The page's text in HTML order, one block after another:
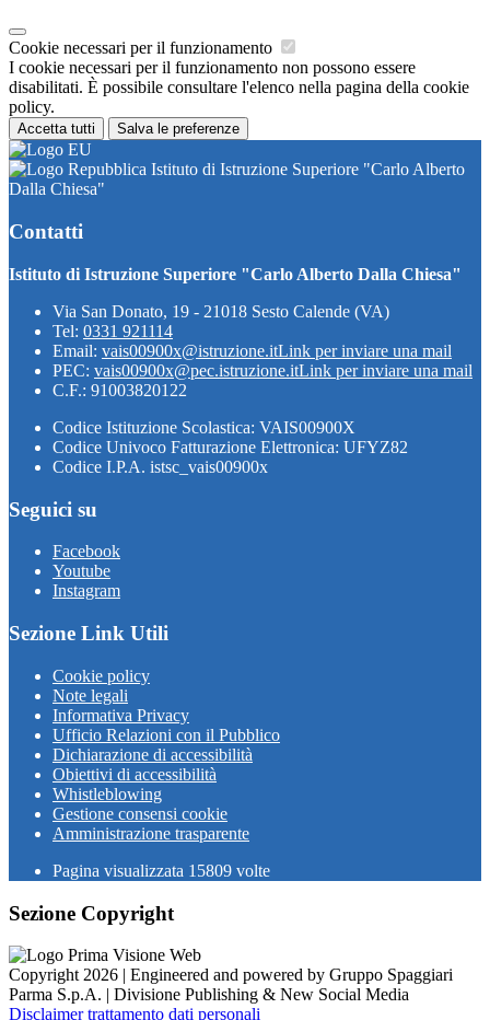
Cookie necessari per il funzionamento
I cookie necessari per il funzionamento non possono essere
disabilitati. È possibile consultare l'elenco nella pagina della cookie
policy.
Accetta tutti Salva le preferenze
Istituto di Istruzione Superiore "Carlo Alberto
Dalla Chiesa"
Contatti
Istituto di Istruzione Superiore "Carlo Alberto Dalla Chiesa"
Via San Donato, 19 - 21018 Sesto Calende (VA)
Tel: 0331 921114
Email: vais00900x@istruzione.itLink per inviare una mail
PEC: vais00900x@pec.istruzione.itLink per inviare una mail
C.F.: 91003820122
Codice Istituzione Scolastica: VAIS00900X
Codice Univoco Fatturazione Elettronica: UFYZ82
Codice I.P.A. istsc_vais00900x
Seguici su
Facebook
Youtube
Instagram
Sezione Link Utili
Cookie policy
Note legali
Informativa Privacy
Ufficio Relazioni con il Pubblico
Dichiarazione di accessibilità
Obiettivi di accessibilità
Whistleblowing
Gestione consensi cookie
Amministrazione trasparente
Pagina visualizzata 15809 volte
Sezione Copyright
Copyright 2026 | Engineered and powered by Gruppo Spaggiari
Parma S.p.A. | Divisione Publishing & New Social Media
Disclaimer trattamento dati personali